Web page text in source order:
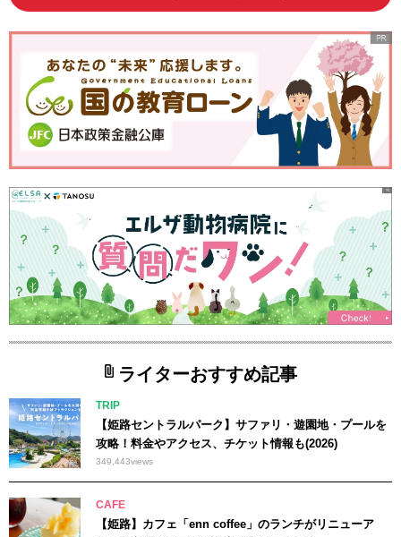
ライターおすすめ記事
TRIP
【姫路セントラルパーク】サファリ・遊園地・プールを
攻略！料金やアクセス、チケット情報も(2026)
349,443views
CAFE
【姫路】カフェ「enn coffee」のランチがリニューア